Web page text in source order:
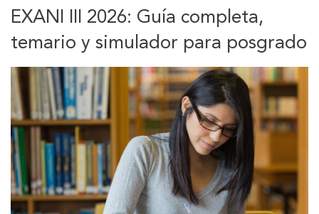
EXANI III 2026: Guía completa,
temario y simulador para posgrado